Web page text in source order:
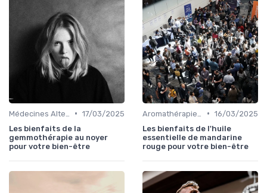
• 17/03/2025
Les bienfaits de la
gemmothérapie au noyer
pour votre bien-être
• 16/03/2025
Les bienfaits de l'huile
essentielle de mandarine
rouge pour votre bien-être